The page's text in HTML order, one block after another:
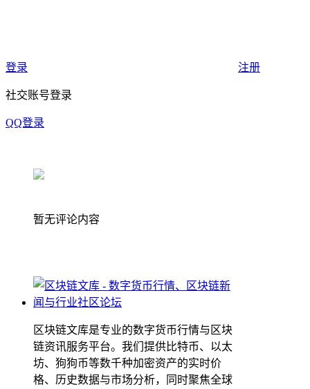
登录 注册
社交账号登录
QQ登录
暂无评论内容
区块链文库是专业的数字货币行情与区块
链资讯服务平台。我们提供比特币、以太
坊、狗狗币等数千种加密资产的实时价
格、历史数据与市场分析，同时聚焦全球